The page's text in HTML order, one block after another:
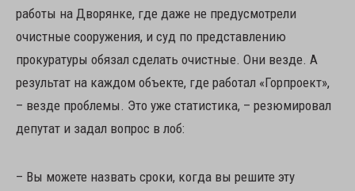
работы на Дворянке, где даже не предусмотрели
очистные сооружения, и суд по представлению
прокуратуры обязал сделать очистные. Они везде. А
результат на каждом объекте, где работал «Горпроект»,
– везде проблемы. Это уже статистика, – резюмировал
депутат и задал вопрос в лоб:
– Вы можете назвать сроки, когда вы решите эту